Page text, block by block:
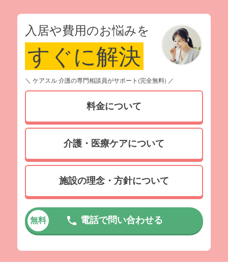
入居や費用のお悩みを
すぐに解決
＼ ケアスル 介護の専門相談員がサポート(完全無料) ／
料金について
介護・医療ケアについて
施設の理念・方針について
無料 電話で問い合わせる